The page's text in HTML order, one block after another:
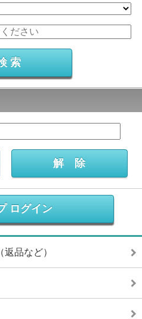
ログイン
品など）